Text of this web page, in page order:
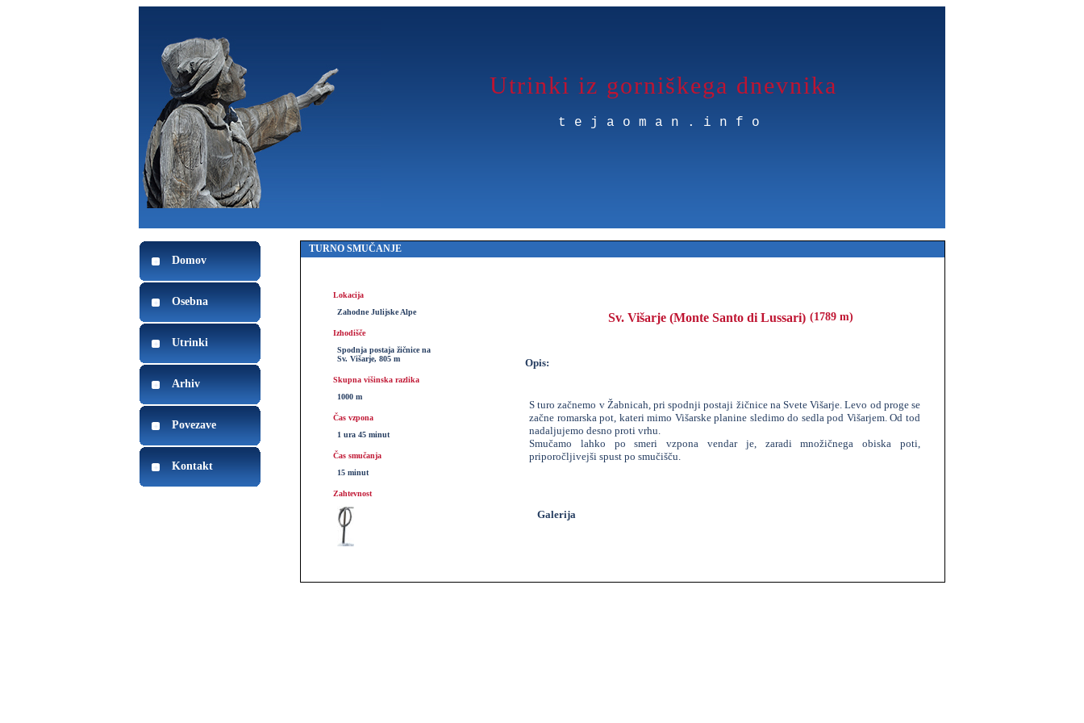
Utrinki iz gorniškega dnevnika
tejaoman.info
Domov
Osebna
Utrinki
Arhiv
Povezave
Kontakt
TURNO SMUČANJE
Lokacija
Zahodne Julijske Alpe
Izhodišče
Spodnja postaja žičnice na
Sv. Višarje, 805 m
Skupna višinska razlika
1000 m
Čas vzpona
1 ura 45 minut
Čas smučanja
15 minut
Zahtevnost
Sv. Višarje (Monte Santo di Lussari) (1789 m)
Opis:
S turo začnemo v Žabnicah, pri spodnji postaji žičnice na Svete Višarje. Levo od proge se
začne romarska pot, kateri mimo Višarske planine sledimo do sedla pod Višarjem. Od tod
nadaljujemo desno proti vrhu.
Smučamo lahko po smeri vzpona vendar je, zaradi množičnega obiska poti,
priporočljivejši spust po smučišču.
Galerija